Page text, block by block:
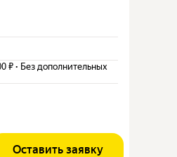
₽ · Без дополнительных
Оставить заявку